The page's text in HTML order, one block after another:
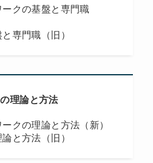
クの基盤と専門職
専門職（旧）
理論と方法
クの理論と方法（新）
と方法（旧）